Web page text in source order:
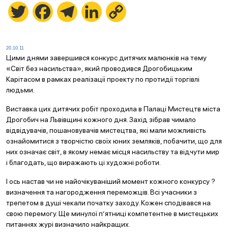
Twitter FacebookTelegramLinkedIn
20.10.11
Цими днями завершився конкурс дитячих малюнків на тему
«Світ без насильства», який проводився Дрогобицьким
Карітасом в рамках реалізації проекту по протидії торгівлі
людьми.
Виставка цих дитячих робіт проходила в Палаці Мистецтв міста
Дрогобич на Львівщині кожного дня. Захід зібрав чимало
відвідувачів, пошановувачів мистецтва, які мали можливість
ознайомитися з творчістю своїх юних земляків, побачити, що для
них означає світ, в якому немає місця насильству та відчути мир
і благодать, що виражають ці художні роботи.
І ось настав чи не найочікуваніший момент кожного конкурсу ?
визначення та нагородження переможців. Всі учасники з
трепетом в душі чекали початку заходу. Кожен сподівався на
свою перемогу. Ще минулої п’ятниці компетентне в мистецьких
питаннях журі визначило найкращих.